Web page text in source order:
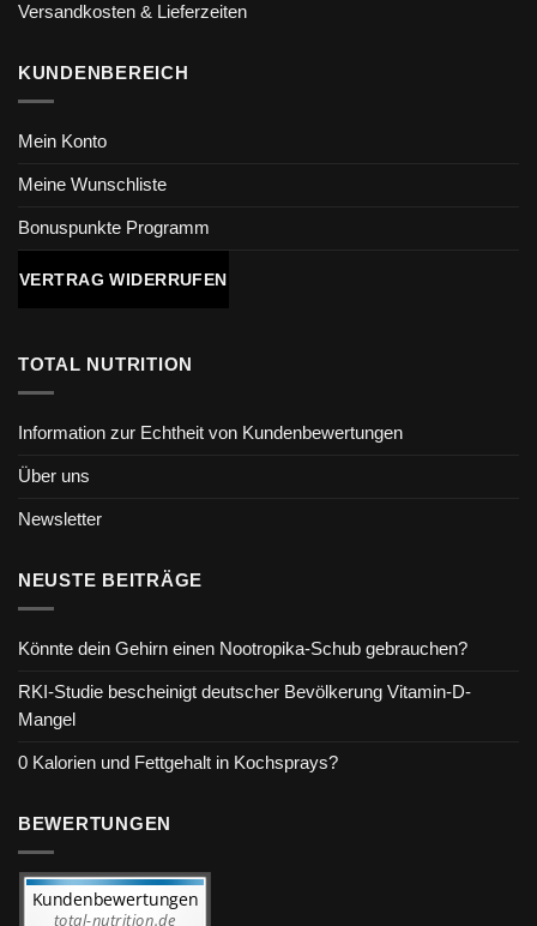
Versandkosten & Lieferzeiten
KUNDENBEREICH
Mein Konto
Meine Wunschliste
Bonuspunkte Programm
VERTRAG WIDERRUFEN
TOTAL NUTRITION
Information zur Echtheit von Kundenbewertungen
Über uns
Newsletter
NEUSTE BEITRÄGE
Könnte dein Gehirn einen Nootropika-Schub gebrauchen?
RKI-Studie bescheinigt deutscher Bevölkerung Vitamin-D-
Mangel
0 Kalorien und Fettgehalt in Kochsprays?
BEWERTUNGEN